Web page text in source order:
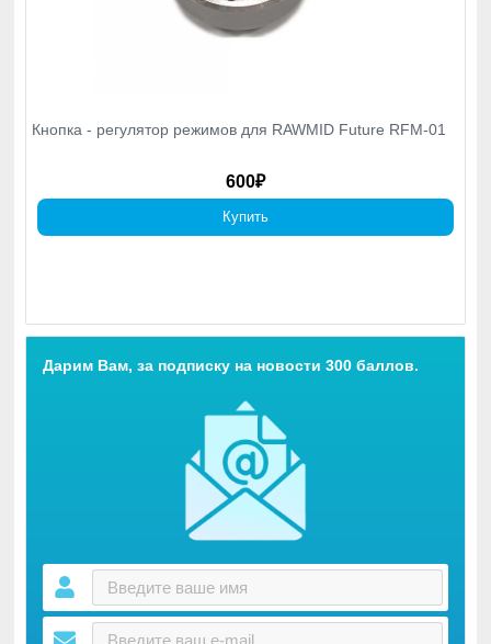
Кнопка - регулятор режимов для RAWMID Future RFM-01
600₽
Купить
Дарим Вам, за подписку на новости 300 баллов.